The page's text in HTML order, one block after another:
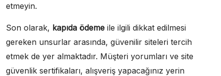
etmeyin.
Son olarak, kapıda ödeme ile ilgili dikkat edilmesi
gereken unsurlar arasında, güvenilir siteleri tercih
etmek de yer almaktadır. Müşteri yorumları ve site
güvenlik sertifikaları, alışveriş yapacağınız yerin